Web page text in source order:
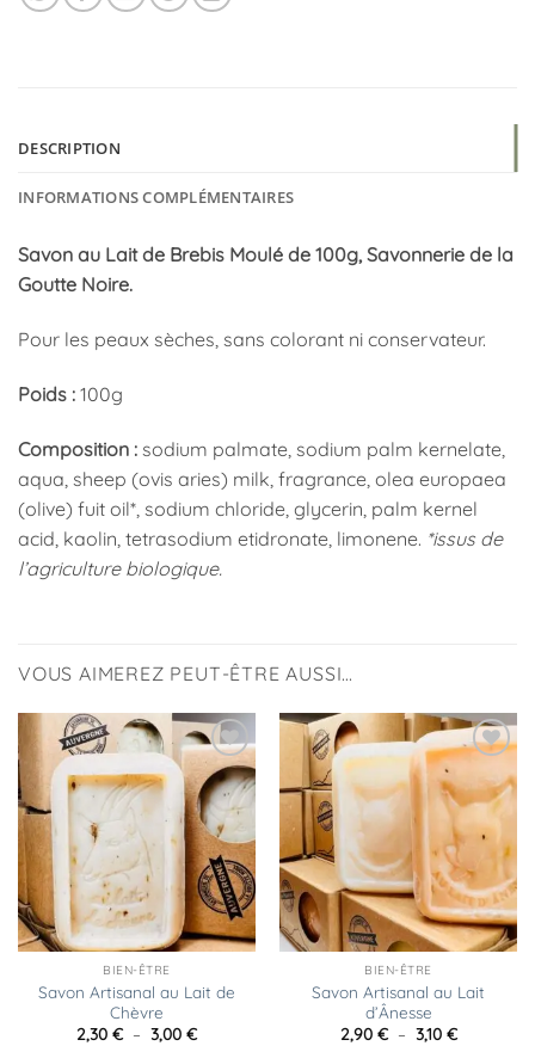
DESCRIPTION
INFORMATIONS COMPLÉMENTAIRES
Savon au Lait de Brebis Moulé de 100g, Savonnerie de la
Goutte Noire.
Pour les peaux sèches, sans colorant ni conservateur.
Poids : 100g
Composition : sodium palmate, sodium palm kernelate,
aqua, sheep (ovis aries) milk, fragrance, olea europaea
(olive) fuit oil*, sodium chloride, glycerin, palm kernel
acid, kaolin, tetrasodium etidronate, limonene. *issus de
l’agriculture biologique.
VOUS AIMEREZ PEUT-ÊTRE AUSSI…
Ajouter
à la
liste
d’envies
BIEN-ÊTRE
Savon Artisanal au Lait de
Chèvre
2,30 € – 3,00 €Plage
à la
liste
d’envies
BIEN-ÊTRE
Savon Artisanal au Lait
d’Ânesse
2,90 € – 3,10 €Plage